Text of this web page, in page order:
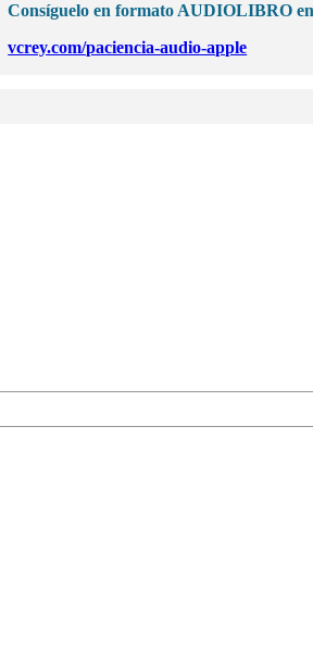
Consíguelo en formato AUDIOLIBRO
vcrey.com/paciencia-audio-apple